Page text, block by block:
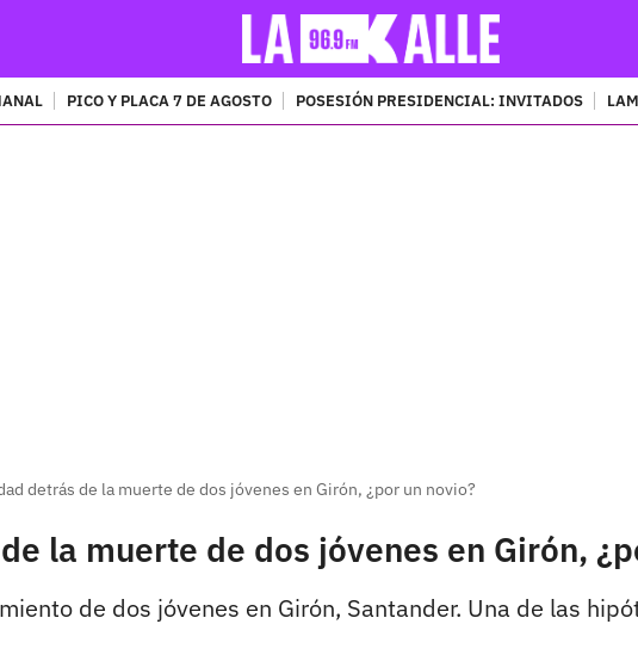
PICO Y PLACA 7 DE AGOSTO POSESIÓN PRESIDENCIAL: INVITADOS
detrás de la muerte de dos jóvenes en Girón, ¿por un novio?
la muerte de dos jóvenes en Girón,
de dos jóvenes en Girón, Santander. Una de las